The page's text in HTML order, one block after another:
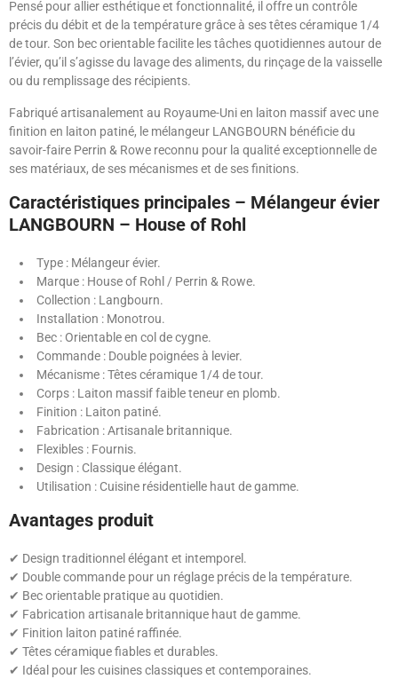
Pensé pour allier esthétique et fonctionnalité, il offre un contrôle
précis du débit et de la température grâce à ses têtes céramique 1/4
de tour. Son bec orientable facilite les tâches quotidiennes autour de
l’évier, qu’il s’agisse du lavage des aliments, du rinçage de la vaisselle
ou du remplissage des récipients.
Fabriqué artisanalement au Royaume-Uni en laiton massif avec une
finition en laiton patiné, le mélangeur LANGBOURN bénéficie du
savoir-faire Perrin & Rowe reconnu pour la qualité exceptionnelle de
ses matériaux, de ses mécanismes et de ses finitions.
Caractéristiques principales – Mélangeur évier
LANGBOURN – House of Rohl
Type : Mélangeur évier.
Marque : House of Rohl / Perrin & Rowe.
Collection : Langbourn.
Installation : Monotrou.
Bec : Orientable en col de cygne.
Commande : Double poignées à levier.
Mécanisme : Têtes céramique 1/4 de tour.
Corps : Laiton massif faible teneur en plomb.
Finition : Laiton patiné.
Fabrication : Artisanale britannique.
Flexibles : Fournis.
Design : Classique élégant.
Utilisation : Cuisine résidentielle haut de gamme.
Avantages produit
✔ Design traditionnel élégant et intemporel.
✔ Double commande pour un réglage précis de la température.
✔ Bec orientable pratique au quotidien.
✔ Fabrication artisanale britannique haut de gamme.
✔ Finition laiton patiné raffinée.
✔ Têtes céramique fiables et durables.
✔ Idéal pour les cuisines classiques et contemporaines.